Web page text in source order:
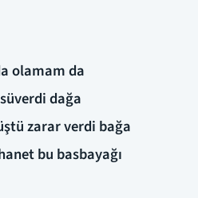
olamam da
dağa
zarar verdi bağa
bu basbayağı